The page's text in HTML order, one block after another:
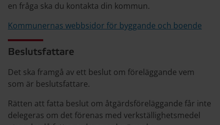
en fråga ska du kontakta din kommun.
Kommunernas webbsidor för byggande och boende
Beslutsfattare
Det ska framgå av ett beslut om föreläggande vem
som är beslutsfattare.
Rätten att fatta beslut om åtgärdsföreläggande får inte
delegeras om det förenas med verkställighetsmedel